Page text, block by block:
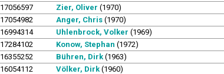
17056597 Zier, Oliver (1970)
17054982 Anger, Chris (1970)
16994314 Uhlenbrock, Volker (1969)
17284102 Konow, Stephan (1972)
16355252 Bühren, Dirk(1963)
16054112 Völker, Dirk(1960)